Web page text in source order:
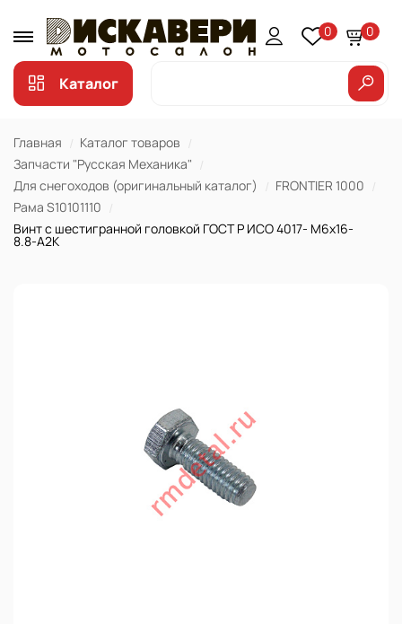
0 0
Каталог
Главная
Каталог товаров
Запчасти "Русская Механика"
Для снегоходов (оригинальный каталог)
FRONTIER 1000
Рама S10101110
Винт с шестигранной головкой ГОСТ Р ИСО 4017- М6х16-
8.8-А2К